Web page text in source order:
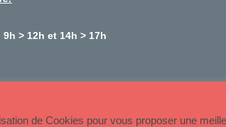
> 12h et 14h > 17h
du sitede Cookies pour vous proposer une